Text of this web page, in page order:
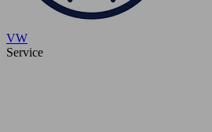
VW
Service